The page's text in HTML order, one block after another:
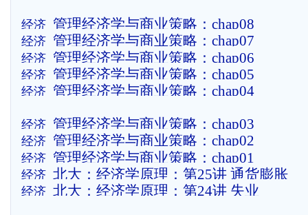
经济 管理经济学与商业策略：chap08
经济 管理经济学与商业策略：chap07
经济 管理经济学与商业策略：chap06
经济 管理经济学与商业策略：chap05
经济 管理经济学与商业策略：chap04
经济 管理经济学与商业策略：chap03
经济 管理经济学与商业策略：chap02
经济 管理经济学与商业策略：chap01
经济 北大：经济学原理：第25讲 通货膨胀
经济 北大：经济学原理：第24讲 失业